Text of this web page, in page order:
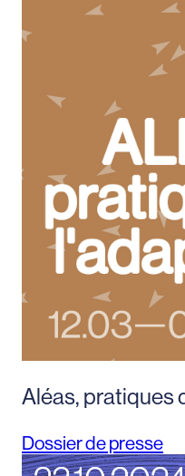
Aléas, pratiques
Dossier de presse